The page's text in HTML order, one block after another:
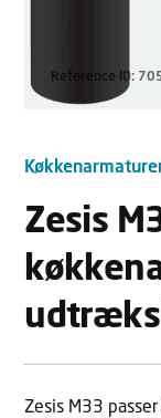
Reference ID:
Zesis
Zesis M33